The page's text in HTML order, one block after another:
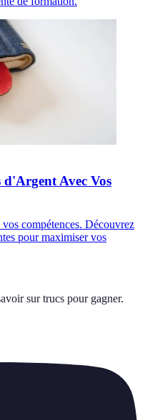
d'Argent Avec Vos
compétences. Découvrez
pour maximiser vos
sur trucs pour gagner.